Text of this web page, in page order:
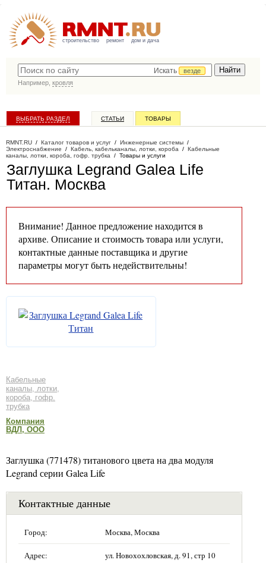
строительство ремонт дом и дача
Искать
везде
Например, кровля
ВЫБРАТЬ РАЗДЕЛ СТАТЬИ ТОВАРЫ
RMNT.RU / Каталог товаров и услуг / Инженерные системы /
Электроснабжение / Кабель, кабельканалы, лотки, короба / Кабельные
каналы, лотки, короба, гофр. трубка / Товары и услуги
Заглушка Legrand Galea Life
Титан. Москва
Внимание! Данное предложение находится в
архиве. Описание и стоимость товара или услуги,
контактные данные поставщика и другие
параметры могут быть недействительны!
Кабельные
каналы, лотки,
короба, гофр.
трубка
Компания
ВДЛ, ООО
Заглушка (771478) титанового цвета на два модуля
Legrand серии Galea Life
Контактные данные
Город: Москва, Москва
Адрес: ул. Новохохловская, д. 91, стр 10